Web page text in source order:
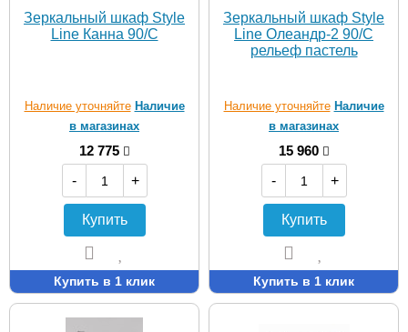
Зеркальный шкаф Style
Line Канна 90/С
Наличие уточняйте Наличие
в магазинах
12 775
-
+
Купить
Купить в 1 клик
Зеркальный шкаф Style
Line Олеандр-2 90/С
рельеф пастель
Наличие уточняйте Наличие
в магазинах
15 960
-
+
Купить
Купить в 1 клик